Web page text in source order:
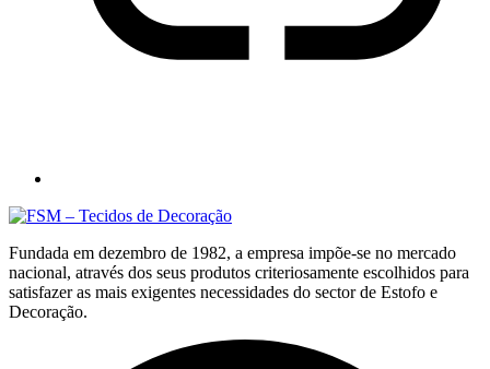
Fundada em dezembro de 1982, a empresa impõe-se no mercado
nacional, através dos seus produtos criteriosamente escolhidos para
satisfazer as mais exigentes necessidades do sector de Estofo e
Decoração.